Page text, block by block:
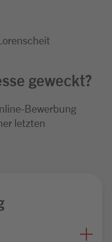
geweckt?
Bewerbung
letzten